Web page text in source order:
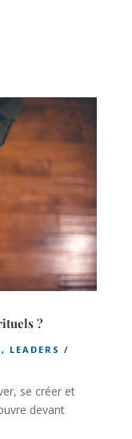
?
, LEADERS /
se créer et
devant